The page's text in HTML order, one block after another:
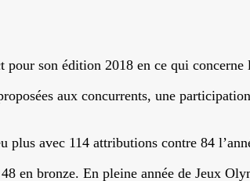
son édition 2018 en ce qui concerne
aux concurrents, une
avec 114 attributions contre 84
en bronze. En pleine année de Jeux